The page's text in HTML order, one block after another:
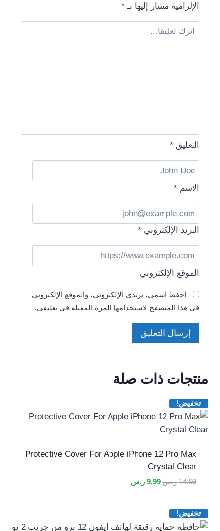
الإلزامية مشار إليها بـ *
التعليق *
الاسم *
البريد الإلكتروني *
الموقع الإلكتروني
احفظ اسمي، بريدي الإلكتروني، والموقع الإلكتروني
في هذا المتصفح لاستخدامها المرة المقبلة في تعليقي.
منتجات ذات صلة
تخفيض!
Protective Cover For Apple iPhone 12 Pro Max
Crystal Clear
14,99 ر.س السعر
9,99 ر.س
تخفيض!